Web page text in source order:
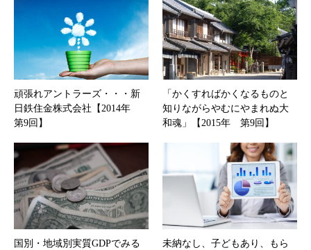
頑張れアントラーズ・・・新
日鉄住金株式会社【2014年
第9回】
「かくすればかくなるものと
知りながらやむにやまれぬ大
和魂」【2015年 第9回】
国別・地域別実質GDPでみる
未納なし、子どもあり、もら